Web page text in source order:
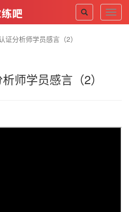
证分析师学员感言（2）
师学员感言（2）